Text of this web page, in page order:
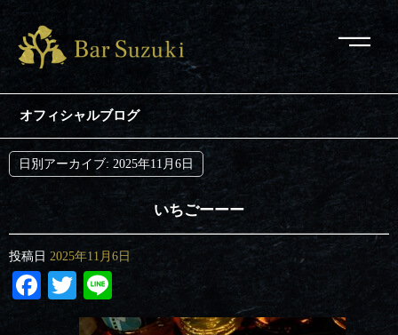
オフィシャルブログ
日別アーカイブ: 2025年11月6日
いちごーーー
投稿日 2025年11月6日
Facebook
TwitterLine